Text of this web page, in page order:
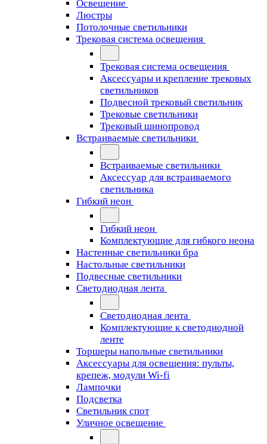
Освещение
Люстры
Потолочные светильники
Трековая система освещения
Трековая система освещения
Аксессуары и крепление трековых
светильников
Подвесной трековый светильник
Трековые светильники
Трековый шинопровод
Встраиваемые светильники
Встраиваемые светильники
Аксессуар для встраиваемого
светильника
Гибкий неон
Гибкий неон
Комплектующие для гибкого неона
Настенные светильники бра
Настольные светильники
Подвесные светильники
Светодиодная лента
Светодиодная лента
Комплектующие к светодиодной
ленте
Торшеры напольные светильники
Аксессуары для освещения: пульты,
крепеж, модули Wi-fi
Лампочки
Подсветка
Светильник спот
Уличное освещение